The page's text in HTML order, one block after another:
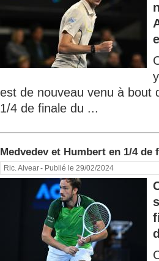
est de nouveau venu à bout
1/4 de finale du ...
Medvedev et Humbert en 1/4 de
Ric. Alvear- Publié le 29/02/2024